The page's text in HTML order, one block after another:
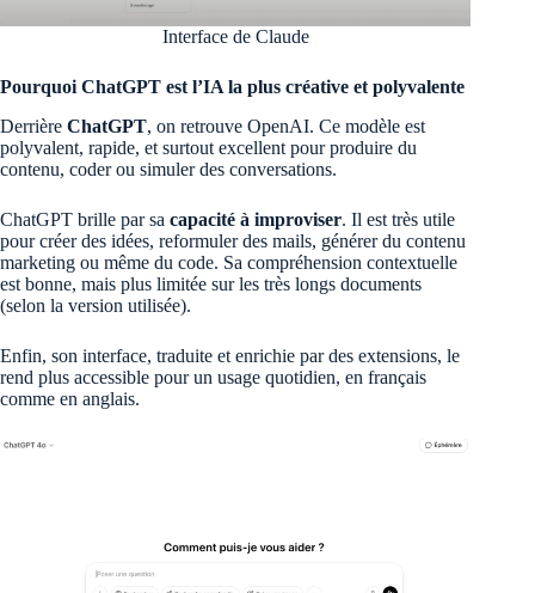
Interface de Claude
Pourquoi ChatGPT est l’IA la plus créative et polyvalente
Derrière ChatGPT, on retrouve OpenAI. Ce modèle est
polyvalent, rapide, et surtout excellent pour produire du
contenu, coder ou simuler des conversations.
ChatGPT brille par sa capacité à improviser. Il est très utile
pour créer des idées, reformuler des mails, générer du contenu
marketing ou même du code. Sa compréhension contextuelle
est bonne, mais plus limitée sur les très longs documents
(selon la version utilisée).
Enfin, son interface, traduite et enrichie par des extensions, le
rend plus accessible pour un usage quotidien, en français
comme en anglais.